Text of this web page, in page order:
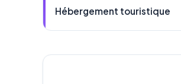
Hébergement touristique